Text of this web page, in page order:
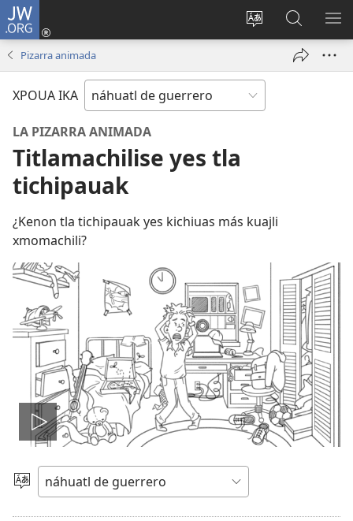
JW.ORG
Xpatili
ipan sitio
Iniciar
sesión
nueva
Xtejtemo
ipan
jw.org
Pizarra animada
XPOUA IKA
LA PIZARRA ANIMADA
Titlamachilise yes tla
tichipauak
¿Kenon tla tichipauak yes kichiuas más kuajli
xmomachili?
Reproducir
video
Xtlapejpeni